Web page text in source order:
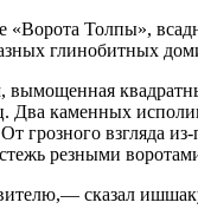
Толпы»,
глинобитных
вымощенная
Два каменных
грозного взгляда
резными
сказал